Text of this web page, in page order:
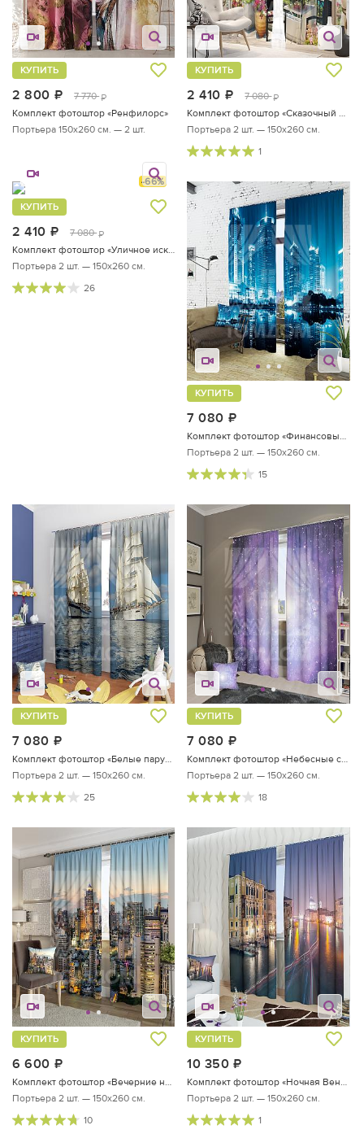
2 800 руб.
7 770 руб.
КУПИТЬ
Комплект фотоштор «Ренфилорс»
Портьера 150х260 см. — 2 шт.
2 410 руб.
7 080 руб.
КУПИТЬ
Комплект фотоштор «Сказочный вид»
Портьера 2 шт. — 150х260 см.
1
-66%
2 410 руб.
7 080 руб.
КУПИТЬ
Комплект фотоштор «Уличное искусство»
Портьера 2 шт. — 150х260 см.
26
7 080
КУПИТЬ
Комплект фотоштор «Финансовый центр»
Портьера 2 шт. — 150х260 см.
15
7 080
КУПИТЬ
Комплект фотоштор «Белые паруса»
Портьера 2 шт. — 150х260 см.
25
7 080
КУПИТЬ
Комплект фотоштор «Небесные созвездия»
Портьера 2 шт. — 150х260 см.
18
6 600
КУПИТЬ
Комплект фотоштор «Вечерние небоскребы»
Портьера 2 шт. — 150х260 см.
10
10 350
КУПИТЬ
Комплект фотоштор «Ночная Венеция»
Портьера 2 шт. — 150х260 см.
1